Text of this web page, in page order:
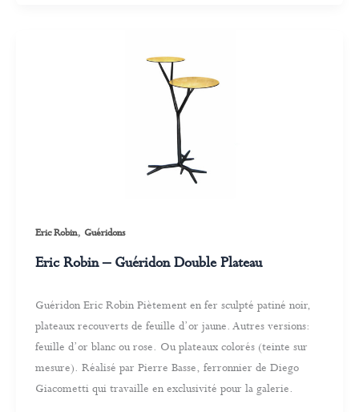
Eric Robin, Guéridons
Eric Robin – Guéridon Double Plateau
Guéridon Eric Robin Piètement en fer sculpté patiné noir,
plateaux recouverts de feuille d’or jaune. Autres versions:
feuille d’or blanc ou rose. Ou plateaux colorés (teinte sur
mesure). Réalisé par Pierre Basse, ferronnier de Diego
Giacometti qui travaille en exclusivité pour la galerie.